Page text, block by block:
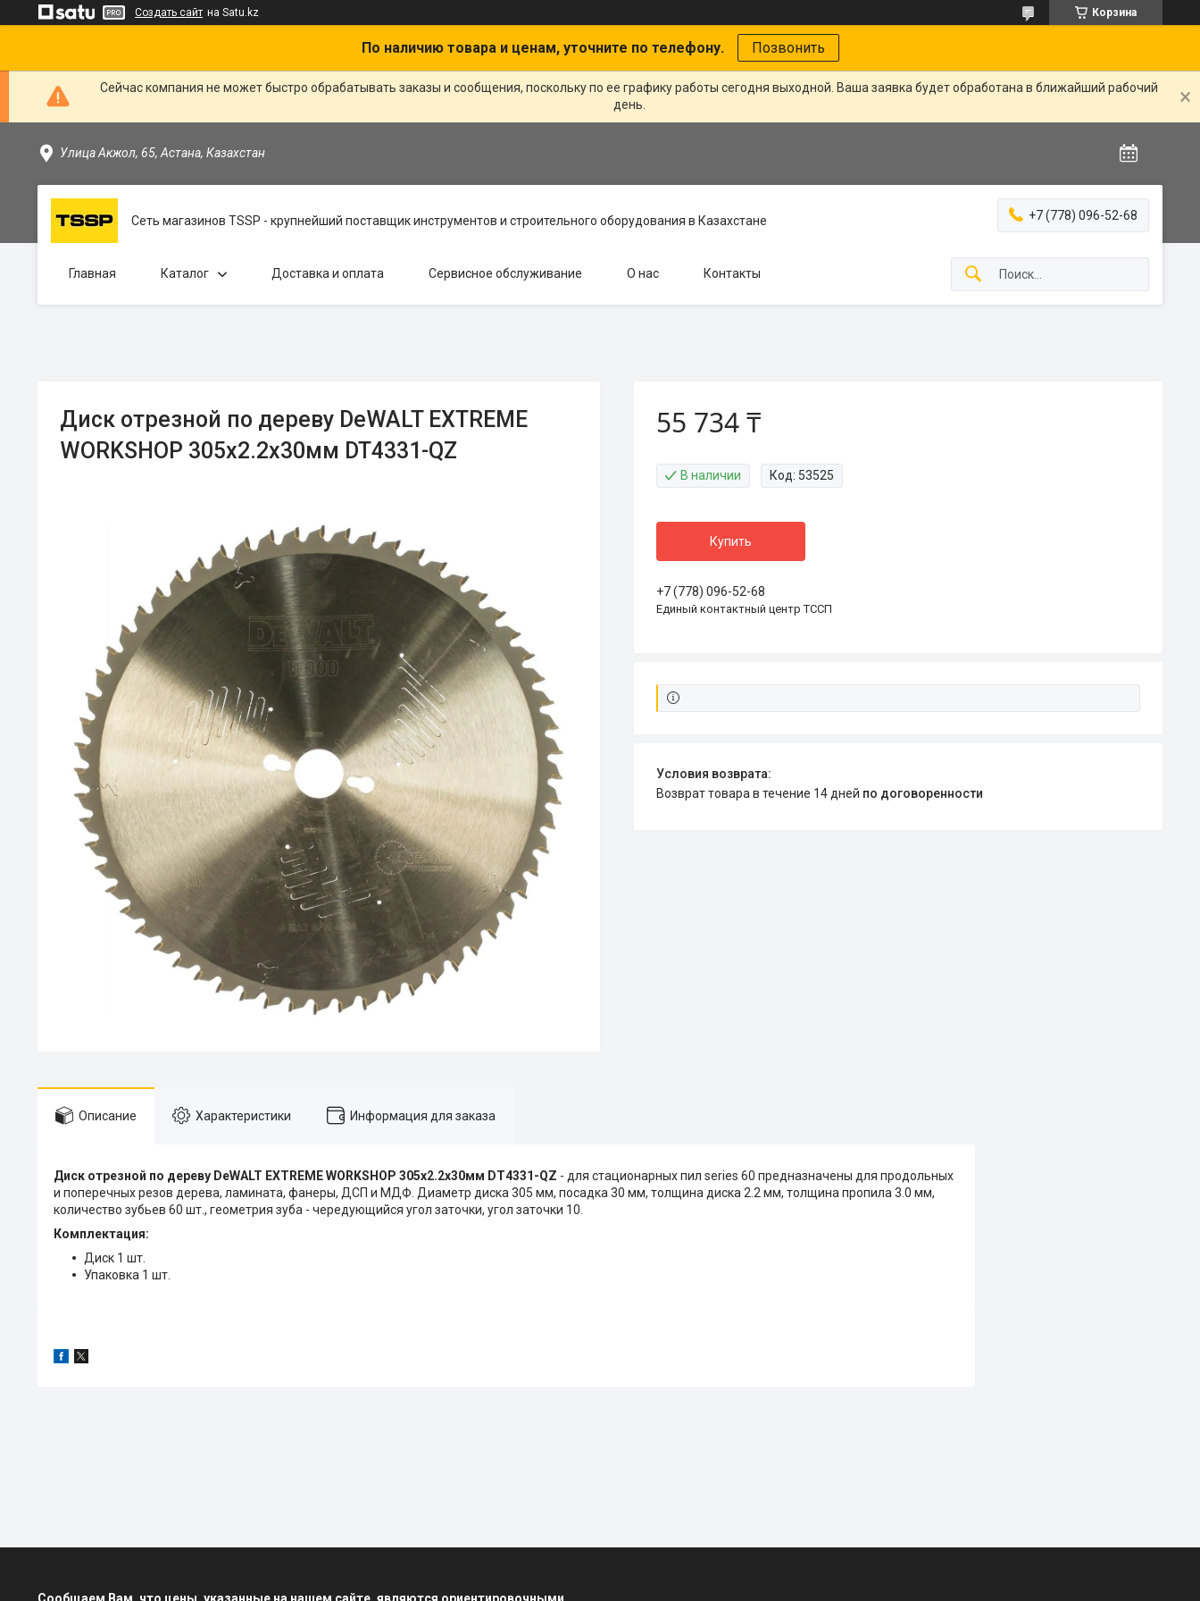
Создать сайт на Satu.kz Корзина
По наличию товара и ценам, уточните по телефону. Позвонить
Сейчас компания не может быстро обрабатывать заказы и сообщения, поскольку по ее графику работы сегодня выходной. Ваша заявка будет обработана в ближайший рабочий
день.
Улица Акжол, 65, Астана, Казахстан
Сеть магазинов TSSP - крупнейший поставщик инструментов и строительного оборудования в Казахстане +7 (778) 096-52-68
Главная Каталог Доставка и оплата Сервисное обслуживание О нас Контакты
Диск отрезной по дереву DeWALT EXTREME
WORKSHOP 305х2.2х30мм DT4331-QZ
55 734 ₸
В наличии Код: 53525
Купить
+7 (778) 096-52-68
Единый контактный центр ТССП
возврат товара в течение 14 дней по договоренности
Описание Характеристики Информация для заказа
Диск отрезной по дереву DeWALT EXTREME WORKSHOP 305х2.2х30мм DT4331-QZ - для стационарных пил series 60 предназначены для продольных
и поперечных резов дерева, ламината, фанеры, ДСП и МДФ. Диаметр диска 305 мм, посадка 30 мм, толщина диска 2.2 мм, толщина пропила 3.0 мм,
количество зубьев 60 шт., геометрия зуба - чередующийся угол заточки, угол заточки 10.
Комплектация:
Диск 1 шт.
Упаковка 1 шт.